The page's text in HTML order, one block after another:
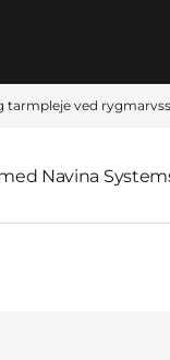
ved
Navina